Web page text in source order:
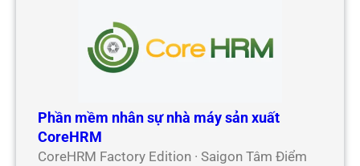
Phần mềm nhân sự nhà máy sản xuất
CoreHRM
CoreHRM Factory Edition · Saigon Tâm Điểm